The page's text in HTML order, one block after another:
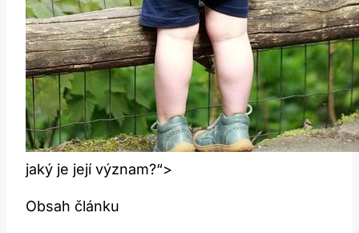
jaký je její význam?“>
Obsah článku